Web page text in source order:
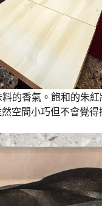
的香氣。飽和的朱
空間小巧但不會覺